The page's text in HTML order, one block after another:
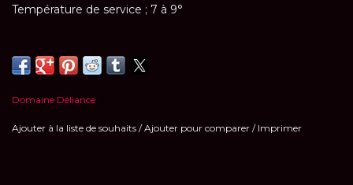
Température de service ; 7 à 9°
Domaine Déliance
Ajouter à la liste de souhaits /Ajouter pour comparer / Imprimer